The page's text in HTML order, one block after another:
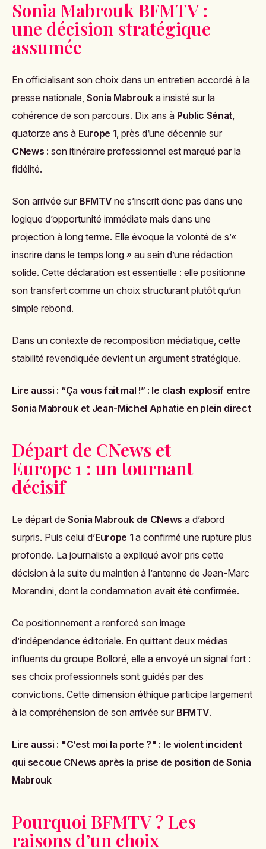
Sonia Mabrouk BFMTV :
une décision stratégique
assumée
En officialisant son choix dans un entretien accordé à la
presse nationale, Sonia Mabrouka insisté sur la
cohérence de son parcours. Dix ans à Public Sénat,
quatorze ans à Europe 1, près d’une décennie sur
CNews : son itinéraire professionnel est marqué par la
fidélité.
Son arrivée sur BFMTV ne s’inscrit donc pas dans une
logique d’opportunité immédiate mais dans une
projection à long terme. Elle évoque la volonté de s’«
inscrire dans le temps long » au sein d’une rédaction
solide. Cette déclaration est essentielle : elle positionne
son transfert comme un choix structurant plutôt qu’un
simple rebond.
Dans un contexte de recomposition médiatique, cette
stabilité revendiquée devient un argument stratégique.
Lire aussi : “Ça vous fait mal !” : le clash explosif entre
Sonia Mabrouk et Jean-Michel Aphatie en plein direct
Départ de CNews et
Europe 1 : un tournant
décisif
Le départ de Sonia Mabrouk de CNews a d’abord
surpris. Puis celui d’Europe 1 a confirmé une rupture plus
profonde. La journaliste a expliqué avoir pris cette
décision à la suite du maintien à l’antenne de Jean-Marc
Morandini, dont la condamnation avait été confirmée.
Ce positionnement a renforcé son image
d’indépendance éditoriale. En quittant deux médias
influents du groupe Bolloré, elle a envoyé un signal fort :
ses choix professionnels sont guidés par des
convictions. Cette dimension éthique participe largement
à la compréhension de son arrivée sur BFMTV.
Lire aussi : "C’est moi la porte ?" : le violent incident
qui secoue CNews après la prise de position de Sonia
Mabrouk
Pourquoi BFMTV ? Les
raisons d’un choix